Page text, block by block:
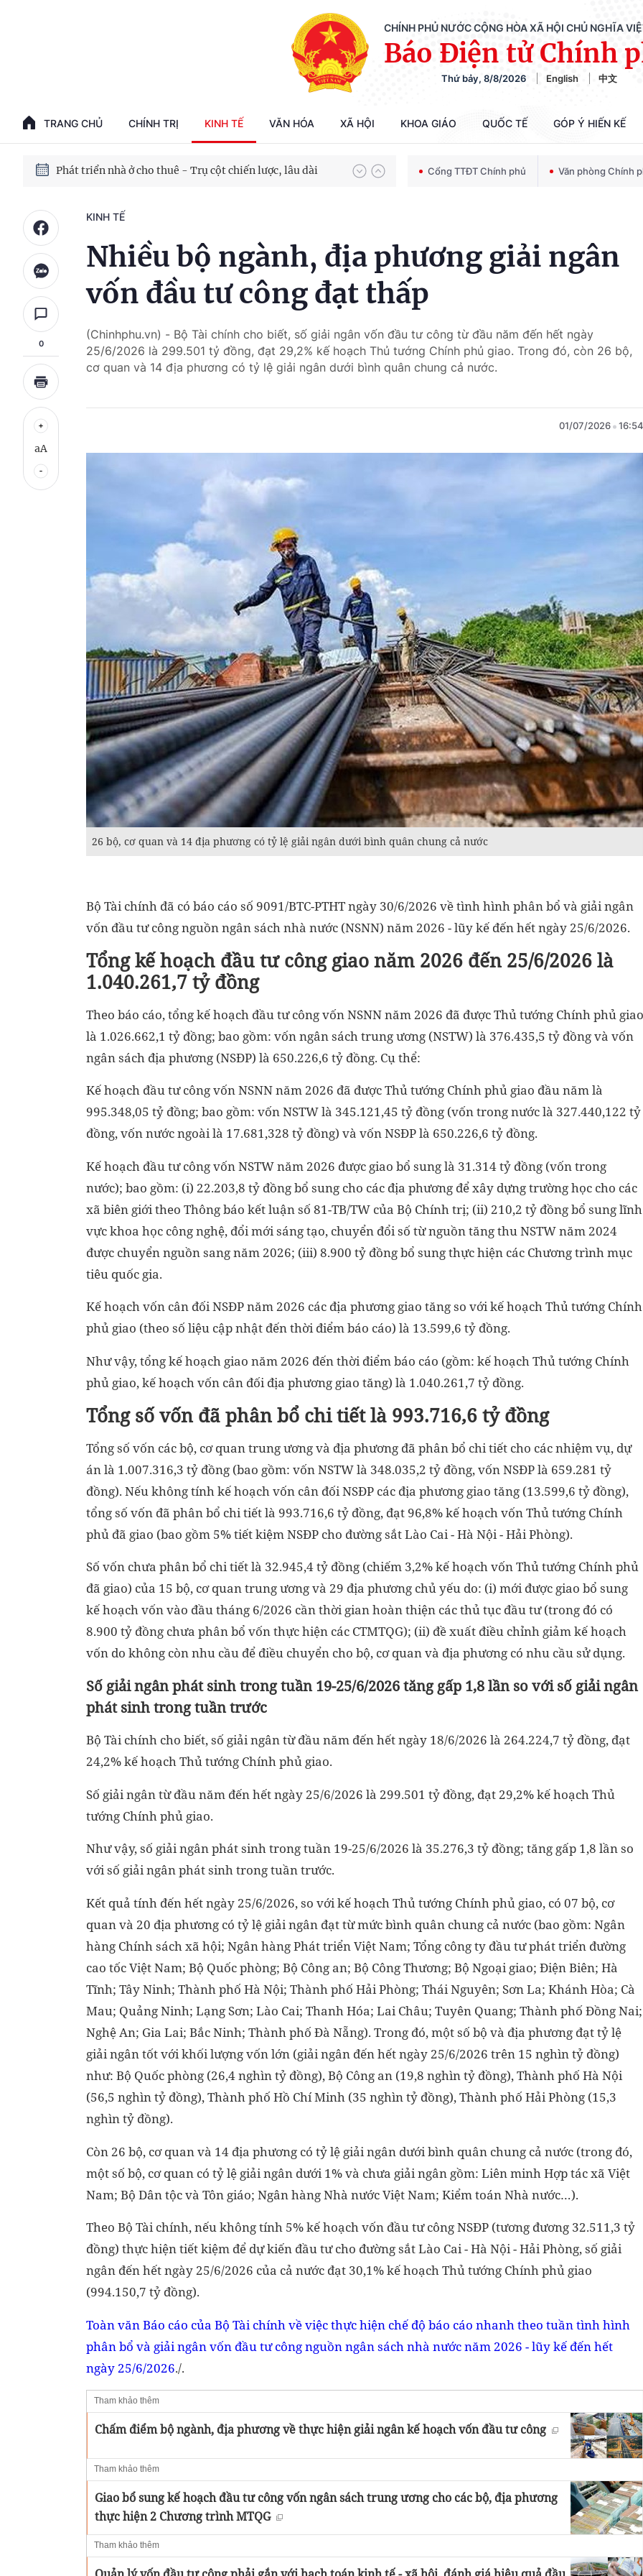
CHÍNH PHỦ NƯỚC CỘNG HÒA XÃ HỘI CHỦ NGHĨA
Báo Điện tử Chính
Thứ bảy, 8/8/2026 English 中文
TRANG CHỦ CHÍNH TRỊ KINH TẾ VĂN HÓA XÃ HỘI KHOA GIÁO QUỐC TẾ GÓP Ý HIẾN KẾ
Phát triển kinh tế nhà nước trong kỷ nguyên mới
Chiến dịch 500 ngày đêm tìm kiếm, quy tập và xác định danh tính hài cốt liệt sĩ
Bảo vệ nền tảng tư tưởng của Đảng trong kỷ nguyên phát triển mới
Phát triển nhà ở cho thuê - Trụ cột chiến lược, lâu dài Cổng TTĐT Chính phủ Văn phòng Chính
0
aA
KINH TẾ
Nhiều bộ ngành, địa phương giải ngân
vốn đầu tư công đạt thấp
(Chinhphu.vn) - Bộ Tài chính cho biết, số giải ngân vốn đầu tư công từ đầu năm đến hết ngày
25/6/2026 là 299.501 tỷ đồng, đạt 29,2% kế hoạch Thủ tướng Chính phủ giao. Trong đó, còn 26 bộ,
cơ quan và 14 địa phương có tỷ lệ giải ngân dưới bình quân chung cả nước.
01/07/2026 16:54
26 bộ, cơ quan và 14 địa phương có tỷ lệ giải ngân dưới bình quân chung cả nước
Bộ Tài chính đã có báo cáo số 9091/BTC-PTHT ngày 30/6/2026 về tình hình phân bổ và giải ngân
vốn đầu tư công nguồn ngân sách nhà nước (NSNN) năm 2026 - lũy kế đến hết ngày 25/6/2026.
Tổng kế hoạch đầu tư công giao năm 2026 đến 25/6/2026 là
1.040.261,7 tỷ đồng
Theo báo cáo, tổng kế hoạch đầu tư công vốn NSNN năm 2026 đã được Thủ tướng Chính phủ giao
là 1.026.662,1 tỷ đồng; bao gồm: vốn ngân sách trung ương (NSTW) là 376.435,5 tỷ đồng và vốn
ngân sách địa phương (NSĐP) là 650.226,6 tỷ đồng. Cụ thể:
Kế hoạch đầu tư công vốn NSNN năm 2026 đã được Thủ tướng Chính phủ giao đầu năm là
995.348,05 tỷ đồng; bao gồm: vốn NSTW là 345.121,45 tỷ đồng (vốn trong nước là 327.440,122 tỷ
đồng, vốn nước ngoài là 17.681,328 tỷ đồng) và vốn NSĐP là 650.226,6 tỷ đồng.
Kế hoạch đầu tư công vốn NSTW năm 2026 được giao bổ sung là 31.314 tỷ đồng (vốn trong
nước); bao gồm: (i) 22.203,8 tỷ đồng bổ sung cho các địa phương để xây dựng trường học cho các
xã biên giới theo Thông báo kết luận số 81-TB/TW của Bộ Chính trị; (ii) 210,2 tỷ đồng bổ sung lĩnh
vực khoa học công nghệ, đổi mới sáng tạo, chuyển đổi số từ nguồn tăng thu NSTW năm 2024
được chuyển nguồn sang năm 2026; (iii) 8.900 tỷ đồng bổ sung thực hiện các Chương trình mục
tiêu quốc gia.
Kế hoạch vốn cân đối NSĐP năm 2026 các địa phương giao tăng so với kế hoạch Thủ tướng Chính
phủ giao (theo số liệu cập nhật đến thời điểm báo cáo) là 13.599,6 tỷ đồng.
Như vậy, tổng kế hoạch giao năm 2026 đến thời điểm báo cáo (gồm: kế hoạch Thủ tướng Chính
phủ giao, kế hoạch vốn cân đối địa phương giao tăng) là 1.040.261,7 tỷ đồng.
Tổng số vốn đã phân bổ chi tiết là 993.716,6 tỷ đồng
Tổng số vốn các bộ, cơ quan trung ương và địa phương đã phân bổ chi tiết cho các nhiệm vụ, dự
án là 1.007.316,3 tỷ đồng (bao gồm: vốn NSTW là 348.035,2 tỷ đồng, vốn NSĐP là 659.281 tỷ
đồng). Nếu không tính kế hoạch vốn cân đối NSĐP các địa phương giao tăng (13.599,6 tỷ đồng),
tổng số vốn đã phân bổ chi tiết là 993.716,6 tỷ đồng, đạt 96,8% kế hoạch vốn Thủ tướng Chính
phủ đã giao (bao gồm 5% tiết kiệm NSĐP cho đường sắt Lào Cai - Hà Nội - Hải Phòng).
Số vốn chưa phân bổ chi tiết là 32.945,4 tỷ đồng (chiếm 3,2% kế hoạch vốn Thủ tướng Chính phủ
đã giao) của 15 bộ, cơ quan trung ương và 29 địa phương chủ yếu do: (i) mới được giao bổ sung
kế hoạch vốn vào đầu tháng 6/2026 cần thời gian hoàn thiện các thủ tục đầu tư (trong đó có
8.900 tỷ đồng chưa phân bổ vốn thực hiện các CTMTQG); (ii) đề xuất điều chỉnh giảm kế hoạch
vốn do không còn nhu cầu để điều chuyển cho bộ, cơ quan và địa phương có nhu cầu sử dụng.
Số giải ngân phát sinh trong tuần 19-25/6/2026 tăng gấp 1,8 lần so với số giải ngân
phát sinh trong tuần trước
Bộ Tài chính cho biết, số giải ngân từ đầu năm đến hết ngày 18/6/2026 là 264.224,7 tỷ đồng, đạt
24,2% kế hoạch Thủ tướng Chính phủ giao.
Số giải ngân từ đầu năm đến hết ngày 25/6/2026 là 299.501 tỷ đồng, đạt 29,2% kế hoạch Thủ
tướng Chính phủ giao.
Như vậy, số giải ngân phát sinh trong tuần 19-25/6/2026 là 35.276,3 tỷ đồng; tăng gấp 1,8 lần so
với số giải ngân phát sinh trong tuần trước.
Kết quả tính đến hết ngày 25/6/2026, so với kế hoạch Thủ tướng Chính phủ giao, có 07 bộ, cơ
quan và 20 địa phương có tỷ lệ giải ngân đạt từ mức bình quân chung cả nước (bao gồm: Ngân
hàng Chính sách xã hội; Ngân hàng Phát triển Việt Nam; Tổng công ty đầu tư phát triển đường
cao tốc Việt Nam; Bộ Quốc phòng; Bộ Công an; Bộ Công Thương; Bộ Ngoại giao; Điện Biên; Hà
Tĩnh; Tây Ninh; Thành phố Hà Nội; Thành phố Hải Phòng; Thái Nguyên; Sơn La; Khánh Hòa; Cà
Mau; Quảng Ninh; Lạng Sơn; Lào Cai; Thanh Hóa; Lai Châu; Tuyên Quang; Thành phố Đồng Nai;
Nghệ An; Gia Lai; Bắc Ninh; Thành phố Đà Nẵng). Trong đó, một số bộ và địa phương đạt tỷ lệ
giải ngân tốt với khối lượng vốn lớn (giải ngân đến hết ngày 25/6/2026 trên 15 nghìn tỷ đồng)
như: Bộ Quốc phòng (26,4 nghìn tỷ đồng), Bộ Công an (19,8 nghìn tỷ đồng), Thành phố Hà Nội
(56,5 nghìn tỷ đồng), Thành phố Hồ Chí Minh (35 nghìn tỷ đồng), Thành phố Hải Phòng (15,3
nghìn tỷ đồng).
Còn 26 bộ, cơ quan và 14 địa phương có tỷ lệ giải ngân dưới bình quân chung cả nước (trong đó,
một số bộ, cơ quan có tỷ lệ giải ngân dưới 1% và chưa giải ngân gồm: Liên minh Hợp tác xã Việt
Nam; Bộ Dân tộc và Tôn giáo; Ngân hàng Nhà nước Việt Nam; Kiểm toán Nhà nước…).
Theo Bộ Tài chính, nếu không tính 5% kế hoạch vốn đầu tư công NSĐP (tương đương 32.511,3 tỷ
đồng) thực hiện tiết kiệm để dự kiến đầu tư cho đường sắt Lào Cai - Hà Nội - Hải Phòng, số giải
ngân đến hết ngày 25/6/2026 của cả nước đạt 30,1% kế hoạch Thủ tướng Chính phủ giao
(994.150,7 tỷ đồng).
Toàn văn Báo cáo của Bộ Tài chính về việc thực hiện chế độ báo cáo nhanh theo tuần tình hình
phân bổ và giải ngân vốn đầu tư công nguồn ngân sách nhà nước năm 2026 - lũy kế đến hết
ngày 25/6/2026./.
Tham khảo thêm
Chấm điểm bộ ngành, địa phương về thực hiện giải ngân kế hoạch vốn đầu tư công
Tham khảo thêm
Giao bổ sung kế hoạch đầu tư công vốn ngân sách trung ương cho các bộ, địa phương
thực hiện 2 Chương trình MTQG
Tham khảo thêm